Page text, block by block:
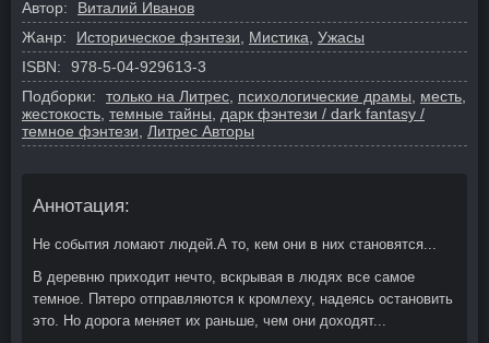
Автор:
Виталий Иванов
Жанр:
Историческое фэнтези Мистика Ужасы
ISBN:
978-5-04-929613-3
Подборки:
только на Литрес психологические драмы месть
жестокость темные тайны
дарк фэнтези / dark fantasy /
темное фэнтези
Литрес Авторы
Аннотация:
Не события ломают людей.А то, кем они в них становятся...
В деревню приходит нечто, вскрывая в людях все самое
темное. Пятеро отправляются к кромлеху, надеясь остановить
это. Но дорога меняет их раньше, чем они доходят...